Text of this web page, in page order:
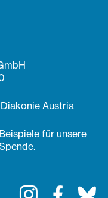
Austria
für unsere